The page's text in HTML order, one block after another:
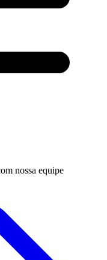
nossa equipe